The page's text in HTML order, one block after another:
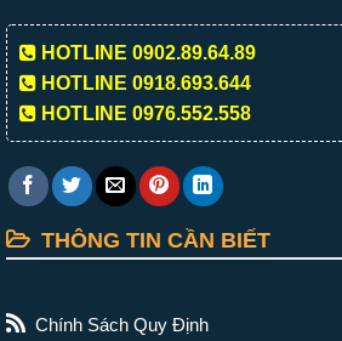
HOTLINE 0902.89.64.89
HOTLINE 0918.693.644
HOTLINE 0976.552.558
THÔNG TIN CẦN BIẾT
Chính Sách Quy Định